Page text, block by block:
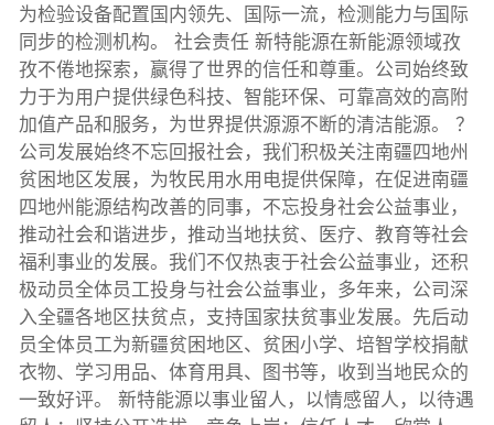
为检验设备配置国内领先、国际一流，检测能力与国际
同步的检测机构。 社会责任 新特能源在新能源领域孜
孜不倦地探索，赢得了世界的信任和尊重。公司始终致
力于为用户提供绿色科技、智能环保、可靠高效的高附
加值产品和服务，为世界提供源源不断的清洁能源。 ？
公司发展始终不忘回报社会，我们积极关注南疆四地州
贫困地区发展，为牧民用水用电提供保障，在促进南疆
四地州能源结构改善的同事，不忘投身社会公益事业，
推动社会和谐进步，推动当地扶贫、医疗、教育等社会
福利事业的发展。我们不仅热衷于社会公益事业，还积
极动员全体员工投身与社会公益事业，多年来，公司深
入全疆各地区扶贫点，支持国家扶贫事业发展。先后动
员全体员工为新疆贫困地区、贫困小学、培智学校捐献
衣物、学习用品、体育用具、图书等，收到当地民众的
一致好评。 新特能源以事业留人，以情感留人，以待遇